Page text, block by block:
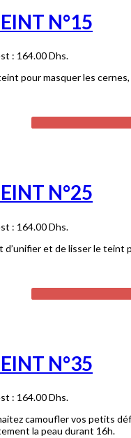
N°15
: 164.00 Dhs.
pour masquer les
N°25
: 164.00 Dhs.
et de lisser le
N°35
: 164.00 Dhs.
camoufler vos petits
la peau durant 16h.